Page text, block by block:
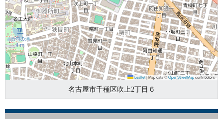
Leaflet|Map data ©OpenStreetMapcontributors
名古屋市千種区吹上2丁目６